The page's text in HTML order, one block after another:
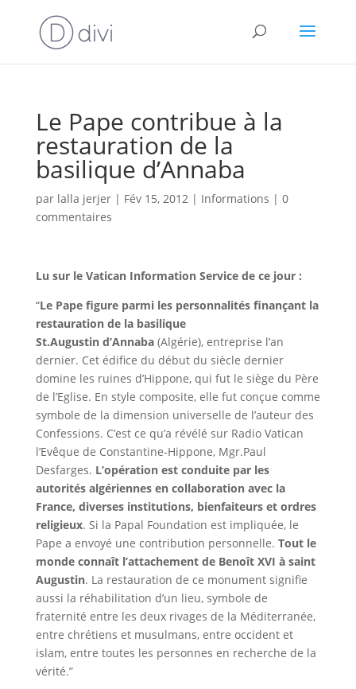
Le Pape contribue à la
restauration de la
basilique d’Annaba
par lalla jerjer| Fév 15, 2012| Informations | 0
commentaires
Lu sur le Vatican Information Service de ce jour :
“Le Pape figure parmi les personnalités finançant la
restauration de la basilique
St.Augustin d’Annaba (Algérie), entreprise l’an
dernier. Cet édifice du début du siècle dernier
domine les ruines d’Hippone, qui fut le siège du Père
de l’Eglise. En style composite, elle fut conçue comme
symbole de la dimension universelle de l’auteur des
Confessions. C’est ce qu’a révélé sur Radio Vatican
l’Evêque de Constantine-Hippone, Mgr.Paul
Desfarges. L’opération est conduite par les
autorités algériennes en collaboration avec la
France, diverses institutions, bienfaiteurs et ordres
religieux. Si la Papal Foundation est impliquée, le
Pape a envoyé une contribution personnelle. Tout le
monde connaît l’attachement de Benoît XVI à saint
Augustin. La restauration de ce monument signifie
aussi la réhabilitation d’un lieu, symbole de
fraternité entre les deux rivages de la Méditerranée,
entre chrétiens et musulmans, entre occident et
islam, entre toutes les personnes en recherche de la
vérité.”